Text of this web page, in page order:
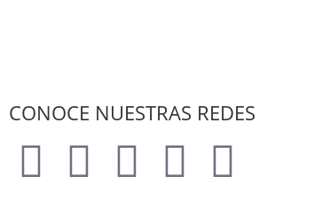
CONOCE NUESTRAS REDES